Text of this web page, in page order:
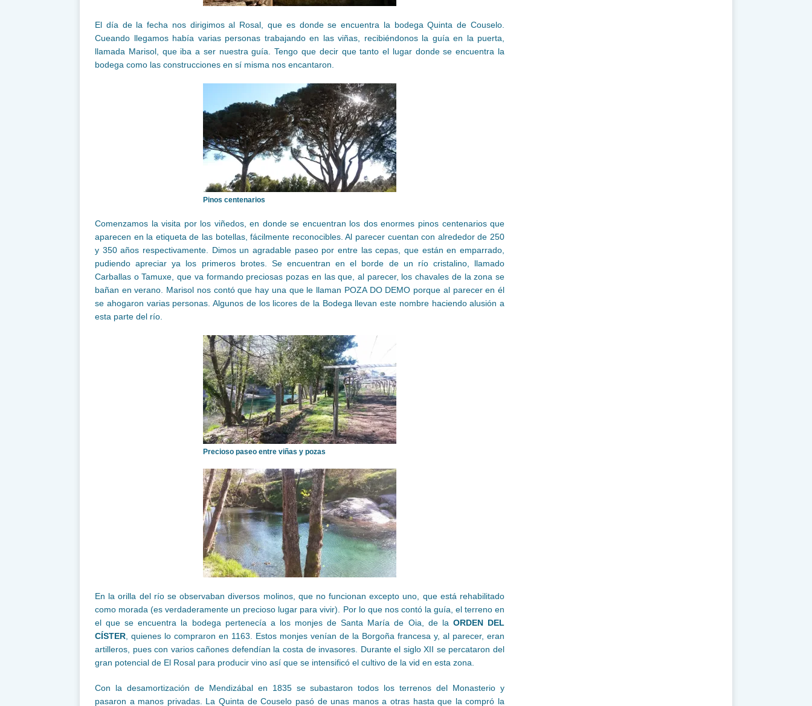
El día de la fecha nos dirigimos al Rosal, que es donde se encuentra la bodega Quinta de Couselo.
Cueando llegamos había varias personas trabajando en las viñas, recibiéndonos la guía en la puerta,
llamada Marisol, que iba a ser nuestra guía. Tengo que decir que tanto el lugar donde se encuentra la
bodega como las construcciones en sí misma nos encantaron.
Pinos centenarios
Comenzamos la visita por los viñedos, en donde se encuentran los dos enormes pinos centenarios que
aparecen en la etiqueta de las botellas, fácilmente reconocibles. Al parecer cuentan con alrededor de 250
y 350 años respectivamente. Dimos un agradable paseo por entre las cepas, que están en emparrado,
pudiendo apreciar ya los primeros brotes. Se encuentran en el borde de un río cristalino, llamado
Carballas o Tamuxe, que va formando preciosas pozas en las que, al parecer, los chavales de la zona se
bañan en verano. Marisol nos contó que hay una que le llaman POZA DO DEMO porque al parecer en él
se ahogaron varias personas. Algunos de los licores de la Bodega llevan este nombre haciendo alusión a
esta parte del río.
Precioso paseo entre viñas y pozas
En la orilla del río se observaban diversos molinos, que no funcionan excepto uno, que está rehabilitado
como morada (es verdaderamente un precioso lugar para vivir). Por lo que nos contó la guía, el terreno en
el que se encuentra la bodega pertenecía a los monjes de Santa María de Oia, de la ORDEN DEL
CÍSTER , quienes lo compraron en 1163. Estos monjes venían de la Borgoña francesa y, al parecer, eran
artilleros, pues con varios cañones defendían la costa de invasores. Durante el siglo XII se percataron del
gran potencial de El Rosal para producir vino así que se intensificó el cultivo de la vid en esta zona.
Con la desamortización de Mendizábal en 1835 se subastaron todos los terrenos del Monasterio y
pasaron a manos privadas. La Quinta de Couselo pasó de unas manos a otras hasta que la compró la